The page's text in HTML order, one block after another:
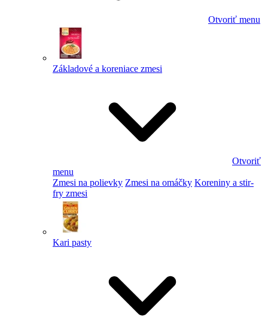
Otvoriť menu
Základové a koreniace zmesi
Otvoriť
menu
Zmesi na polievky Zmesi na omáčky Koreniny a stir-
fry zmesi
Kari pasty